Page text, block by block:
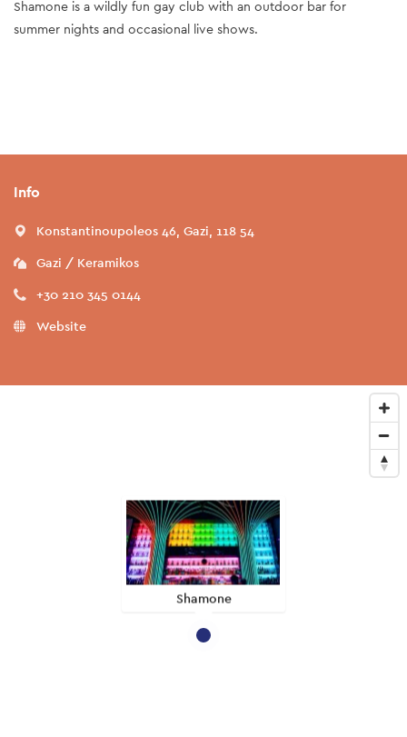
Shamone is a wildly fun gay club with an outdoor bar for
summer nights and occasional live shows.
Info
Konstantinoupoleos 46, Gazi, 118 54
Gazi / Keramikos
+30 210 345 0144
Website
Shamone